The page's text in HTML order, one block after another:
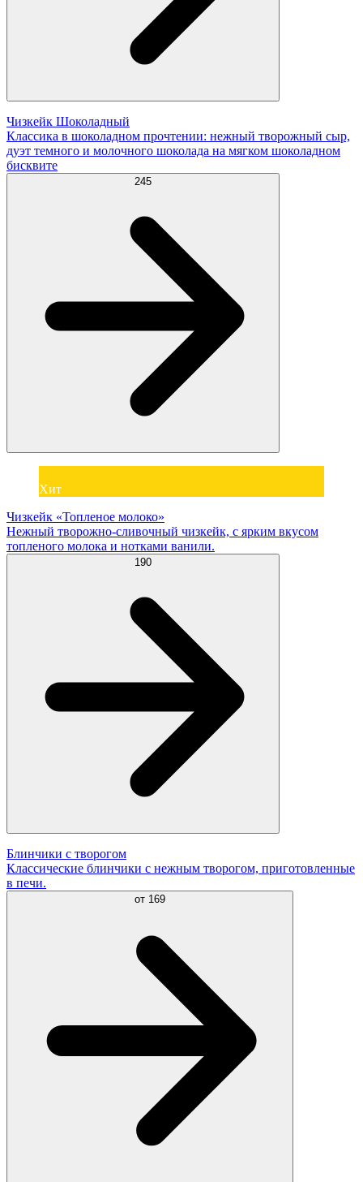
Чизкейк Шоколадный
Классика в шоколадном прочтении: нежный творожный сыр,
дуэт темного и молочного шоколада на мягком шоколадном
бисквите
245
Хит
Чизкейк «Топленое молоко»
Нежный творожно-сливочный чизкейк, с ярким вкусом
топленого молока и нотками ванили.
190
Блинчики с творогом
Классические блинчики с нежным творогом, приготовленные
в печи.
от 169